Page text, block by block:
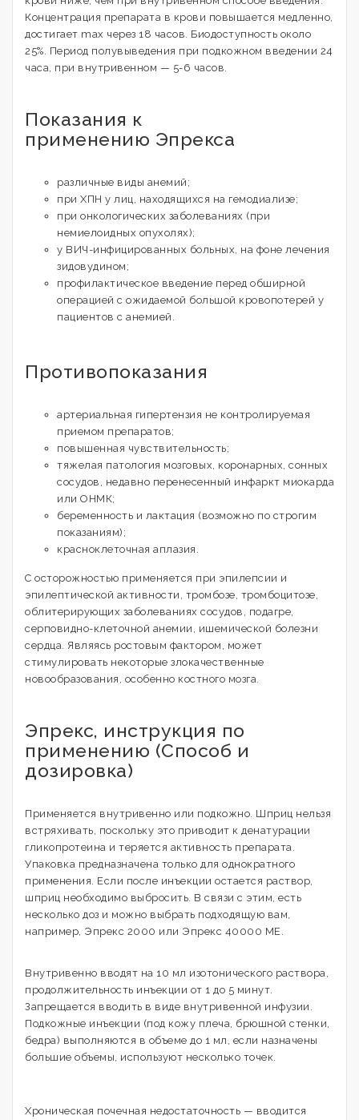
Концентрация препарата в крови повышается медленно,
достигает max через 18 часов. Биодоступность около
25%. Период полувыведения при подкожном введении 24
часа, при внутривенном — 5-6 часов.
Показания к
применению Эпрекса
различные виды анемий;
при ХПН у лиц, находящихся на гемодиализе;
при онкологических заболеваниях (при
немиелоидных опухолях);
у ВИЧ-инфицированных больных, на фоне лечения
зидовудином;
профилактическое введение перед обширной
операцией с ожидаемой большой кровопотерей у
пациентов с анемией.
Противопоказания
артериальная гипертензия не контролируемая
приемом препаратов;
повышенная чувствительность;
тяжелая патология мозговых, коронарных, сонных
сосудов, недавно перенесенный инфаркт миокарда
или ОНМК;
беременность и лактация (возможно по строгим
показаниям);
красноклеточная аплазия.
С осторожностью применяется при эпилепсии и
эпилептической активности, тромбозе, тромбоцитозе,
облитерирующих заболеваниях сосудов, подагре,
серповидно-клеточной анемии, ишемической болезни
сердца. Являясь ростовым фактором, может
стимулировать некоторые злокачественные
новообразования, особенно костного мозга.
Эпрекс, инструкция по
применению (Способ и
дозировка)
Применяется внутривенно или подкожно. Шприц нельзя
встряхивать, поскольку это приводит к денатурации
гликопротеина и теряется активность препарата.
Упаковка предназначена только для однократного
применения. Если после инъекции остается раствор,
шприц необходимо выбросить. В связи с этим, есть
несколько доз и можно выбрать подходящую вам,
например, Эпрекс 2000 или Эпрекс 40000 МЕ.
Внутривенно вводят на 10 мл изотонического раствора,
продолжительность инъекции от 1 до 5 минут.
Запрещается вводить в виде внутривенной инфузии.
Подкожные инъекции (под кожу плеча, брюшной стенки,
бедра) выполняются в объеме до 1 мл, если назначены
большие объемы, используют несколько точек.
Хроническая почечная недостаточность — вводится